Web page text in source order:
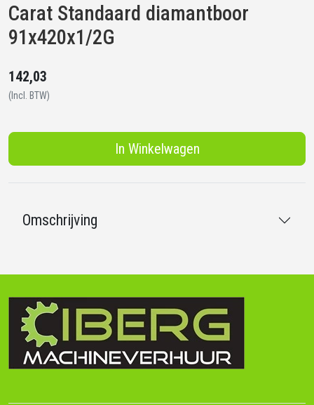
Carat Standaard diamantboor
91x420x1/2G
142,03
(Incl. BTW)
In Winkelwagen
Omschrijving